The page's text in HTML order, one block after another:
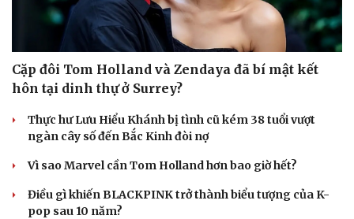
Cải chính
Cặp đôi Tom Holland và Zendaya đã bí mật kết
hôn tại dinh thự ở Surrey?
Thực hư Lưu Hiểu Khánh bị tình cũ kém 38 tuổi vượt
ngàn cây số đến Bắc Kinh đòi nợ
Vì sao Marvel cần Tom Holland hơn bao giờ hết?
Điều gì khiến BLACKPINK trở thành biểu tượng của K-
pop sau 10 năm?